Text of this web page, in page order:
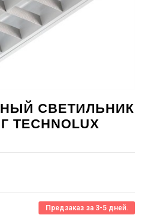
СВЕТИЛЬНИК
Предзаказ за 3-5 дней.